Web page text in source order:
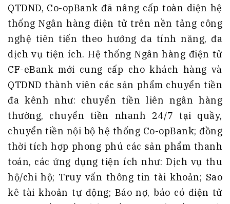
QTDND, Co-opBank đã nâng cấp toàn diện hệ
thống Ngân hàng điện tử trên nền tảng công
nghệ tiên tiến theo hướng đa tính năng, đa
dịch vụ tiện ích. Hệ thống Ngân hàng điện tử
CF-eBank mới cung cấp cho khách hàng và
QTDND thành viên các sản phẩm chuyển tiền
đa kênh như: chuyển tiền liên ngân hàng
thường, chuyển tiền nhanh 24/7 tại quầy,
chuyển tiền nội bộ hệ thống Co-opBank; đồng
thời tích hợp phong phú các sản phẩm thanh
toán, các ứng dụng tiện ích như: Dịch vụ thu
hộ/chi hộ; Truy vấn thông tin tài khoản; Sao
kê tài khoản tự động; Báo nợ, báo có điện tử